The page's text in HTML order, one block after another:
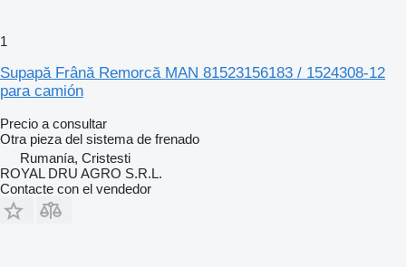
1
Supapă Frână Remorcă MAN 81523156183 / 1524308-12
para camión
Precio a consultar
Otra pieza del sistema de frenado
Rumanía, Cristesti
ROYAL DRU AGRO S.R.L.
Contacte con el vendedor